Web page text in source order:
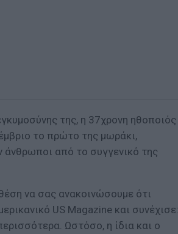
της, η 37χρονη ηθοποιός
το πρώτο της μωράκι,
από το συγγενικό της
να σας ανακοινώσουμε ότι
US Magazine και συνέχισε:
Ωστόσο, η ίδια και ο